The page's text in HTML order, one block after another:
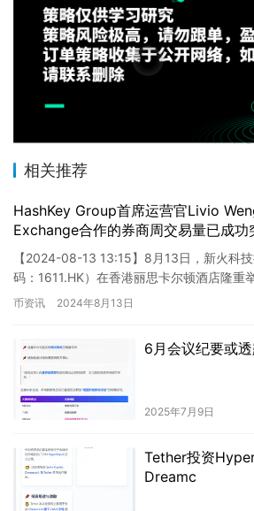
相关推荐
HashKey Group首席运营官Livio
Exchange合作的券商周交易量已成功
【2024-08-13 13:15】8月13日，新火科
码：1611.HK）在香港丽思卡尔顿酒店隆重
Web3.0机构峰会。HashKe…
币资讯 2024年8月13日
6月会议纪要或
2025年7月9日
Tether投资
Dreamc